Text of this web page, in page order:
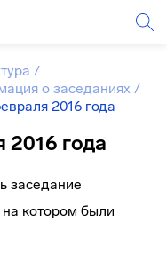
/
о заседаниях /
2016 года
2016 года
заседание
котором были